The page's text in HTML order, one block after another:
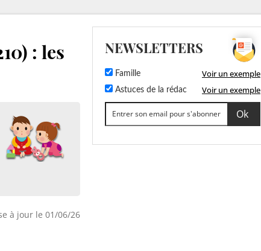
: les
à jour le 01/06/26
NEWSLETTERS
Famille Voir un exemple
Astuces de la rédac Voir un exemple